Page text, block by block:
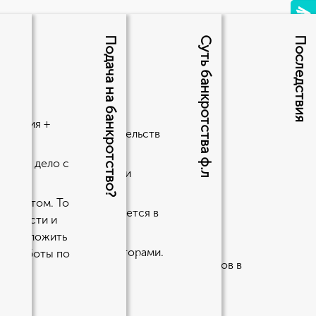
Последствия
организации, при оформлении займов в
Суть банкротства ф.л
этапов и
желания и обстоятельств
долг, поскольку ваши
свои долги, но нуждается в
заемщиком и кредиторами.
Подача на банкротство?
+
имел дело с
То
и
приложить
работы по